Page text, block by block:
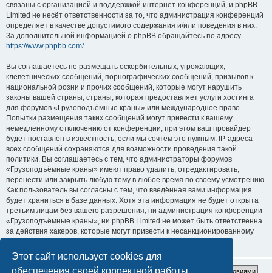
Этот сайт использует cookies для
обеспечения своей корректной работы.
связаны с организацией и поддержкой интернет-конференций, и phpBB
Limited не несёт ответственности за то, что администрация конференций
определяет в качестве допустимого содержания и/или поведения в них.
За дополнительной информацией о phpBB обращайтесь по адресу
https://www.phpbb.com/.
Вы соглашаетесь не размещать оскорбительных, угрожающих,
клеветнических сообщений, порнографических сообщений, призывов к
национальной розни и прочих сообщений, которые могут нарушить
законы вашей страны, страны, которая предоставляет услуги хостинга
для форумов «Грузоподъёмные краны» или международное право.
Попытки размещения таких сообщений могут привести к вашему
немедленному отключению от конференции, при этом ваш провайдер
будет поставлен в известность, если мы сочтём это нужным. IP-адреса
всех сообщений сохраняются для возможности проведения такой
политики. Вы соглашаетесь с тем, что администраторы форумов
«Грузоподъёмные краны» имеют право удалить, отредактировать,
перенести или закрыть любую тему в любое время по своему усмотрению.
Как пользователь вы согласны с тем, что введённая вами информация
будет храниться в базе данных. Хотя эта информация не будет открыта
третьим лицам без вашего разрешения, ни администрация конференции
«Грузоподъёмные краны», ни phpBB Limited не может быть ответственна
за действия хакеров, которые могут привести к несанкционированному